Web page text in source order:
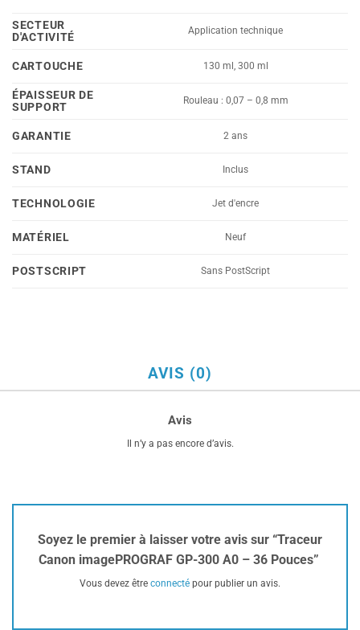
SECTEUR
D'ACTIVITÉ
Application technique
CARTOUCHE 130 ml, 300 ml
ÉPAISSEUR DE
SUPPORT
Rouleau : 0,07 – 0,8 mm
GARANTIE 2 ans
STAND Inclus
TECHNOLOGIE Jet d'encre
MATÉRIEL Neuf
POSTSCRIPT Sans PostScript
AVIS (0)
Avis
Il n’y a pas encore d’avis.
Soyez le premier à laisser votre avis sur “Traceur
Canon imagePROGRAF GP-300 A0 – 36 Pouces”
Vous devez être connecté pour publier un avis.